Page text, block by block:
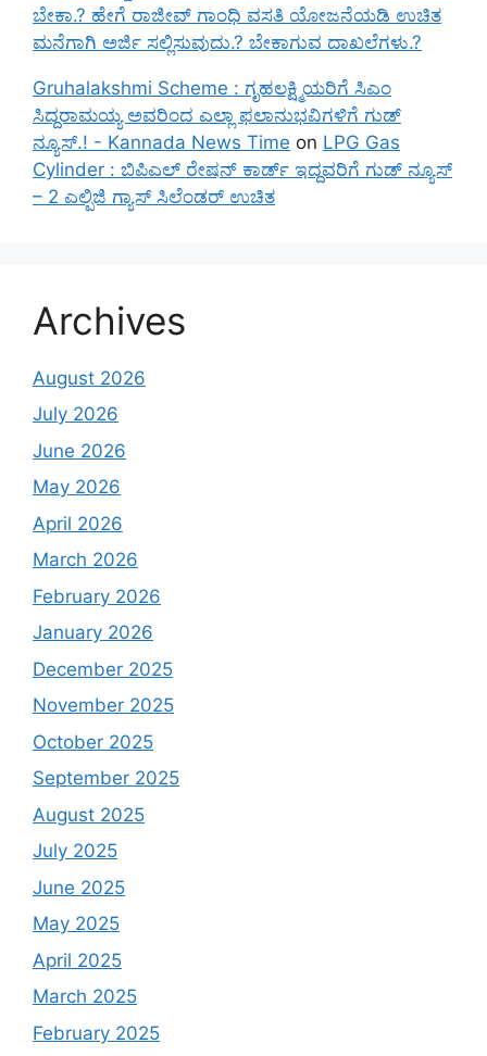
ಬೇಕಾ.? ಹೇಗೆ ರಾಜೀವ್ ಗಾಂಧಿ ವಸತಿ ಯೋಜನೆಯಡಿ ಉಚಿತ
ಮನೆಗಾಗಿ ಅರ್ಜಿ ಸಲ್ಲಿಸುವುದು.? ಬೇಕಾಗುವ ದಾಖಲೆಗಳು.?
Gruhalakshmi Scheme : ಗೃಹಲಕ್ಷ್ಮಿಯರಿಗೆ ಸಿಎಂ
ಸಿದ್ದರಾಮಯ್ಯ ಅವರಿಂದ ಎಲ್ಲಾ ಫಲಾನುಭವಿಗಳಿಗೆ ಗುಡ್
ನ್ಯೂಸ್.! - Kannada News Time on LPG Gas
Cylinder : ಬಿಪಿಎಲ್ ರೇಷನ್ ಕಾರ್ಡ್ ಇದ್ದವರಿಗೆ ಗುಡ್ ನ್ಯೂಸ್
– 2 ಎಲ್ಪಿಜಿ ಗ್ಯಾಸ್ ಸಿಲೆಂಡರ್ ಉಚಿತ
Archives
August 2026
July 2026
June 2026
May 2026
April 2026
March 2026
February 2026
January 2026
December 2025
November 2025
October 2025
September 2025
August 2025
July 2025
June 2025
May 2025
April 2025
March 2025
February 2025